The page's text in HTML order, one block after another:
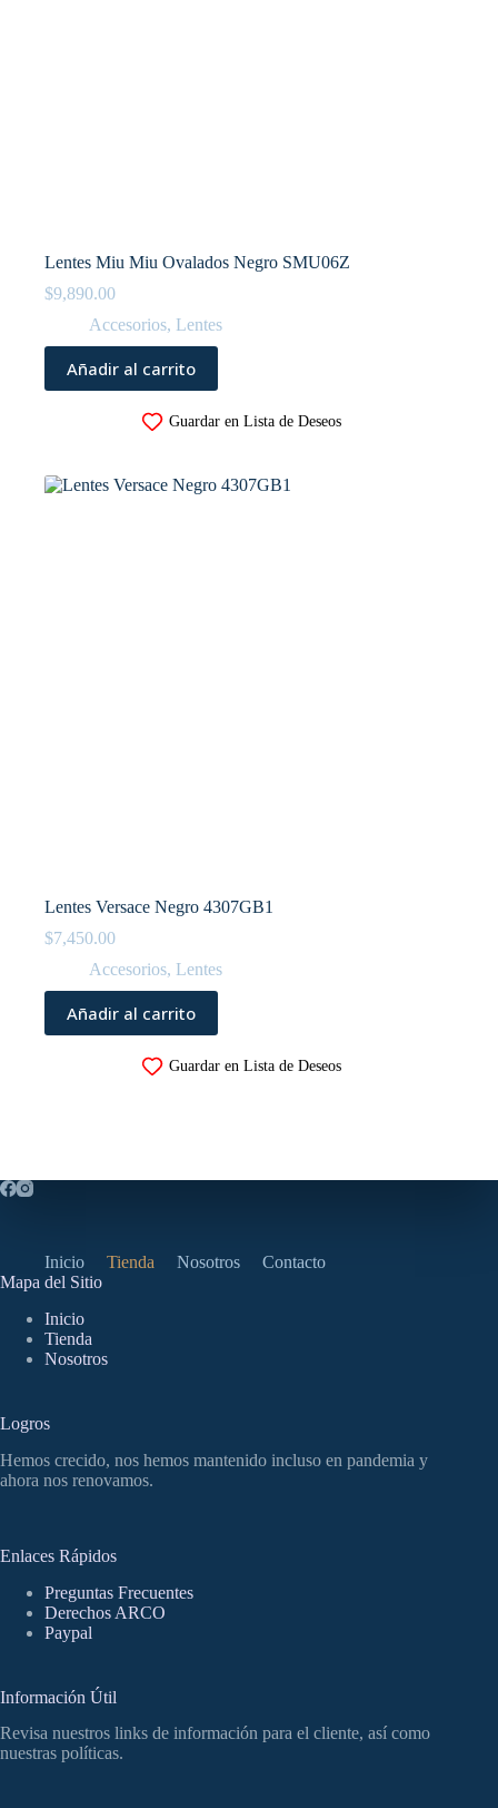
Lentes Miu Miu Ovalados Negro SMU06Z
$9,890.00
Accesorios, Lentes
Añadir al carrito
Guardar en Lista de Deseos
Lentes Versace Negro 4307GB1
$7,450.00
Accesorios, Lentes
Añadir al carrito
Guardar en Lista de Deseos
Inicio Tienda Nosotros
Contacto
Mapa del Sitio
Inicio
Tienda
Nosotros
Logros
Hemos crecido, nos hemos mantenido incluso en pandemia y
ahora nos renovamos.
Enlaces Rápidos
Preguntas Frecuentes
Derechos ARCO
Paypal
Información Útil
Revisa nuestros links de información para el cliente, así como
nuestras políticas.